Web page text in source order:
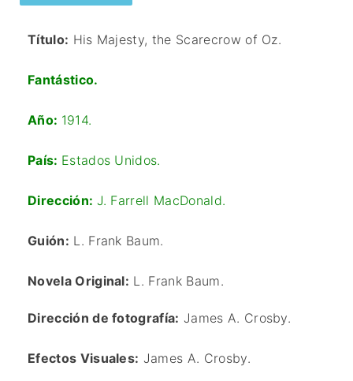
Título: His Majesty, the Scarecrow of Oz.
Fantástico.
Año: 1914.
País: Estados Unidos.
Dirección: J. Farrell MacDonald.
Guión: L. Frank Baum.
Novela Original: L. Frank Baum.
Dirección de fotografía: James A. Crosby.
Efectos Visuales: James A. Crosby.